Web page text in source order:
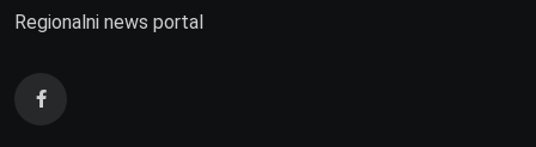
Regionalni news portal